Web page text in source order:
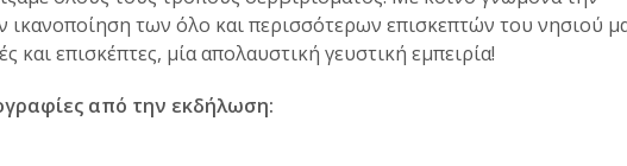
των όλο και περισσότερων επισκεπτών του νησιού
και επισκέπτες, μία απολαυστική γευστική εμπειρία!
από την εκδήλωση: